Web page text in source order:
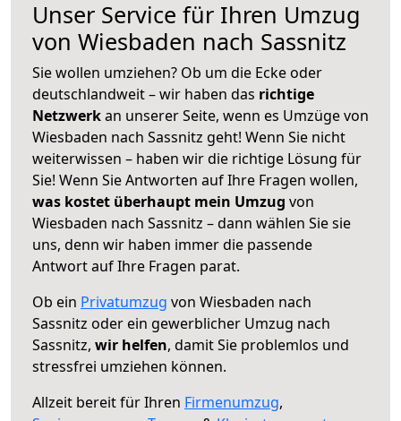
Unser Service für Ihren Umzug
von Wiesbaden nach Sassnitz
Sie wollen umziehen? Ob um die Ecke oder
deutschlandweit – wir haben das richtige
Netzwerkan unserer Seite, wenn es Umzüge von
Wiesbaden nach Sassnitz geht! Wenn Sie nicht
weiterwissen – haben wir die richtige Lösung für
Sie! Wenn Sie Antworten auf Ihre Fragen wollen,
was kostet überhaupt mein Umzug von
Wiesbaden nach Sassnitz – dann wählen Sie sie
uns, denn wir haben immer die passende
Antwort auf Ihre Fragen parat.
Ob ein Privatumzug von Wiesbaden nach
Sassnitz oder ein gewerblicher Umzug nach
Sassnitz, wir helfen, damit Sie problemlos und
stressfrei umziehen können.
Allzeit bereit für Ihren Firmenumzug,